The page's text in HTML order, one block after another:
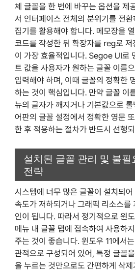
체 글꼴을 한 번에 바꾸는 옵션을 제
서 인터페이스 전체의 분위기를 전
집기를 활용해야 합니다. 메모장을
코드를 작성한 뒤 확장자를 reg로 저
이 가장 효율적입니다. Segoe UI로
트 값을 사용자가 원하는 글꼴 이름
입력해야 하며, 이때 글꼴의 정확한
하는 것이 핵심입니다. 만약 글꼴 이
뉴의 글자가 깨지거나 기본값으로 롤
어판의 글꼴 설정에서 정확한 영문
한 후 적용하는 절차가 반드시 선행
설치된 글꼴 관리 및 불필
전략
시스템에 너무 많은 글꼴이 설치되
속도가 저하되거나 그래픽 리소스를
인이 됩니다. 따라서 정기적으로 윈
메뉴 내 글꼴 탭에 접속하여 사용하
주는 것이 좋습니다. 윈도우 11에서
관적으로 구성되어 있어, 특정 글꼴
을 누르는 것만으로도 간편하게 삭